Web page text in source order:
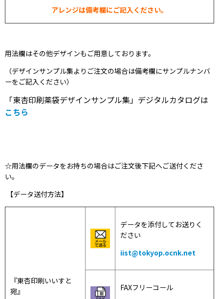
アレンジは備考欄にご記入ください。
用法欄はその他デザインもご用意しております。
（デザインサンプル集よりご注文の場合は備考欄にサンプルナンバ
ーをご記入ください）
「東杏印刷薬袋デザインサンプル集」デジタルカタログは
こちら
☆用法欄のデータをお持ちの場合はご注文後下記へご送付くださ
い。
【データ送付方法】
『東杏印刷いいすと
宛』
データを添付してお送りく
ださい
iist@tokyop.ocnk.net
FAXフリーコール